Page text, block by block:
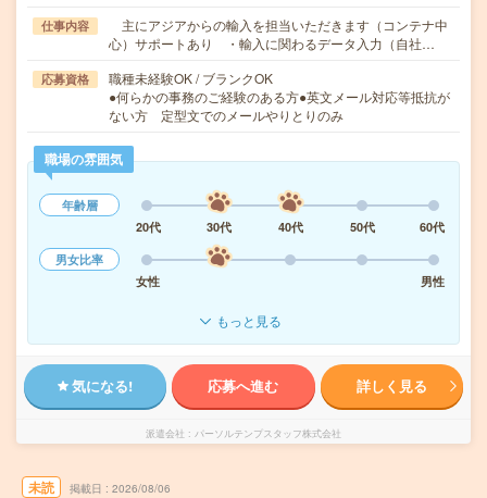
仕事内容
主にアジアからの輸入を担当いただきます（コンテナ中
心）サポートあり ・輸入に関わるデータ入力（自社…
応募資格
職種未経験OK / ブランクOK
●何らかの事務のご経験のある方●英文メール対応等抵抗が
ない方 定型文でのメールやりとりのみ
職場の雰囲気
年齢層
20代
30代 40代 50代
60代
男女比率
女性
男性
もっと見る
気になる! 応募へ進む 詳しく見る
派遣会社 パーソルテンプスタッフ株式会社
未読 掲載日 2026/08/06